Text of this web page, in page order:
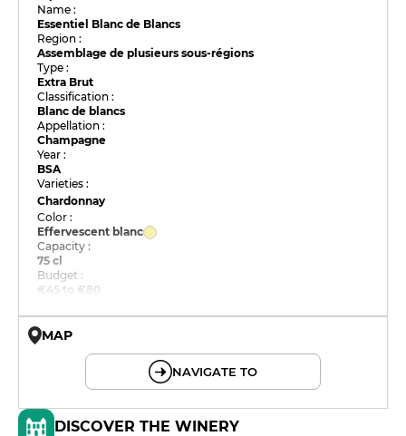
Name :
Essentiel Blanc de Blancs
Region :
Assemblage de plusieurs sous-régions
Type :
Extra Brut
Classification :
Blanc de blancs
Appellation :
Champagne
Year :
BSA
Varieties :
Chardonnay
Color :
Effervescent blanc
Capacity :
75 cl
Budget :
€45 to €80
MAP
NAVIGATE TO
DISCOVER THE WINERY